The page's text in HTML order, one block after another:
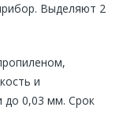
Выделяют 2
и
до 0,03 мм. Срок